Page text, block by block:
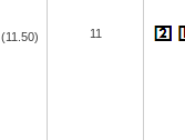
(11.50) 11